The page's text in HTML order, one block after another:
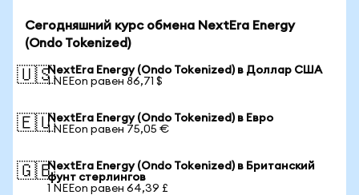
Сегодняшний курс обмена NextEra Energy
(Ondo Tokenized)
🇺🇸NextEra Energy (Ondo Tokenized) в Доллар США
1 NEEon равен 86,71 $
🇪🇺NextEra Energy (Ondo Tokenized) в Евро
1 NEEon равен 75,05 €
🇬🇧NextEra Energy (Ondo Tokenized) в Британский
фунт стерлингов
1 NEEon равен 64,39 £